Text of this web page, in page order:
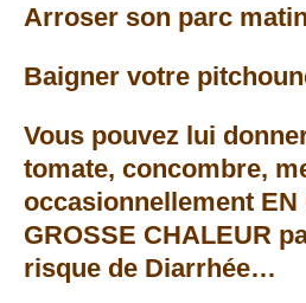
Arroser son parc
Baigner votre
Vous pouvez lui
tomate, concombre,
occasionnellement EN
GROSSE CHALEUR
risque de Diarrhée…